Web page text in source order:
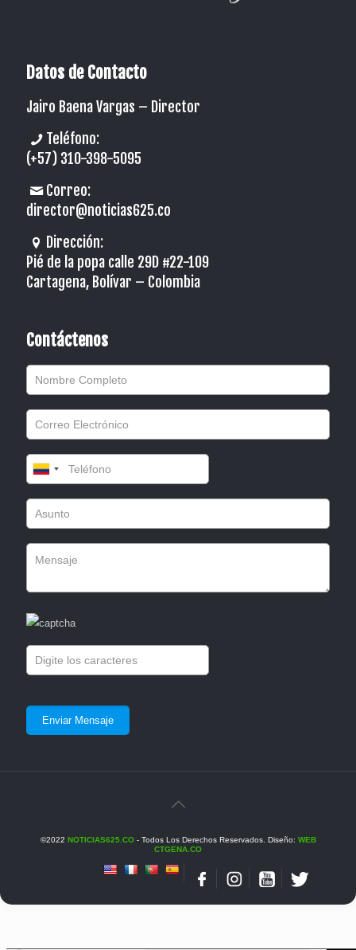
Datos de Contacto
Jairo Baena Vargas – Director
Teléfono:
(+57) 310-398-5095
Correo:
director@noticias625.co
Dirección:
Pié de la popa calle 29D #22-109
Cartagena, Bolívar – Colombia
Contáctenos
©2022 NOTICIAS625.CO- Todos Los Derechos Reservados. Diseño: WEB
CTGENA.CO